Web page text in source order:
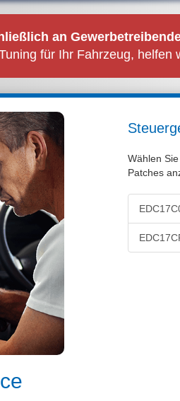
an
für Ihr Fahrzeug, helfen
Wählen
Patches